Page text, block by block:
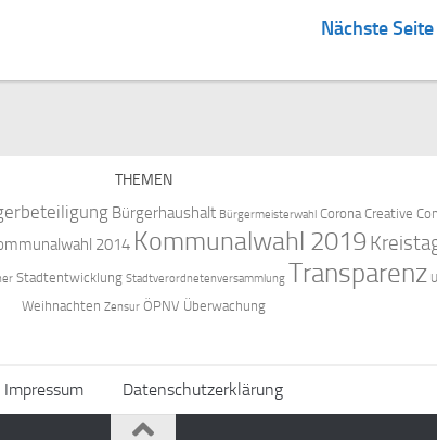
Nächste
THEMEN
Bürgerhaushalt Bürgermeisterwahl Corona Creative
2014 Kommunalwahl 2019
Stadtentwicklung Stadtverordnetenversammlung Transparenz
Weihnachten Zensur ÖPNV Überwachung
Impressum Datenschutzerklärung